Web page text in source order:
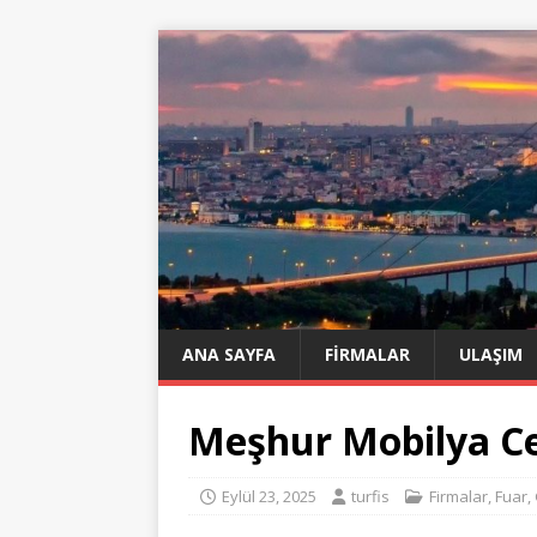
ANA SAYFA FIRMALAR ULAŞIM
Meşhur Mobilya
Eylül 23, 2025 turfis Firmalar, Fuar,